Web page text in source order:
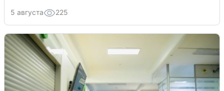
5 августа 225